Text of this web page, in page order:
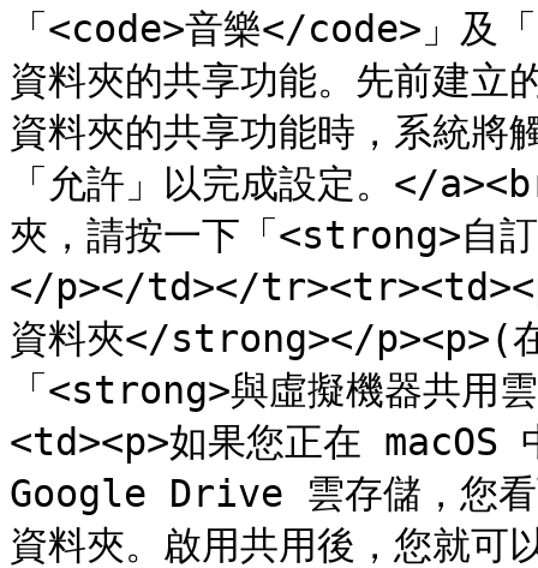
「<code>音樂</code>」及
資料夾的共享功能。先前建立
資料夾的共享功能時，系統將
「允許」以完成設定。</
夾，請按一下「<strong>自
</p></td></
資料夾</strong></p><p>(
「<strong>與虛擬機器共
<td><p>如果您正在
Google Drive 雲存儲，您看
資料夾。啟用共用後，您就可